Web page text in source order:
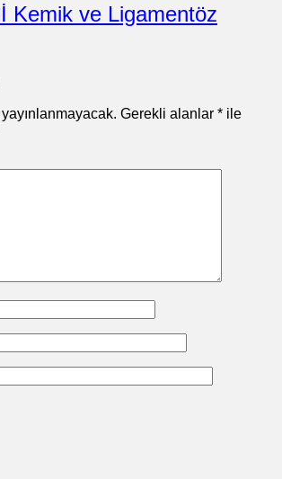
Kemik ve Ligamentöz
Gerekli alanlar * ile